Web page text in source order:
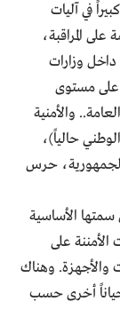
في آليات
المراقبة،
داخل وزارات
على مستوى
والأمنية
حالياً)،
الجمهورية، حرس
الأساسية
على
والأجهزة. وهناك
أخرى حسب